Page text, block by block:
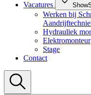
Vacatures
Werken bij
Hydrauliek
Elektromonteur
Stage
Contact